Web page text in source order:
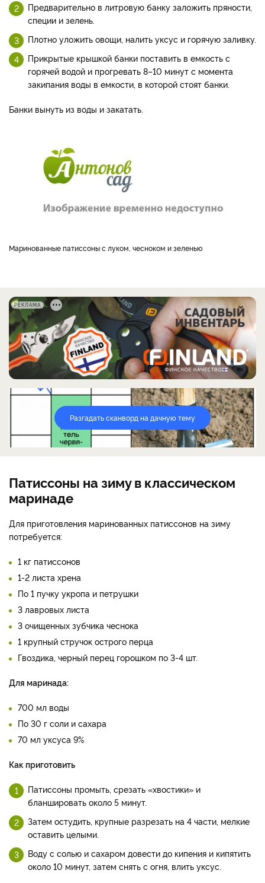
Предварительно в литровую банку заложить пряности,
специи и зелень.
Плотно уложить овощи, налить уксус и горячую заливку.
Прикрытые крышкой банки поставить в емкость с
горячей водой и прогревать 8–10 минут с момента
закипания воды в емкости, в которой стоят банки.
Банки вынуть из воды и закатать.
Маринованные патиссоны с луком, чесноком и зеленью
РЕКЛАМА
Разгадать сканворд на дачную тему
Патиссоны на зиму в классическом
маринаде
Для приготовления маринованных патиссонов на зиму
потребуется:
1 кг патиссонов
1-2 листа хрена
По 1 пучку укропа и петрушки
3 лавровых листа
3 очищенных зубчика чеснока
1 крупный стручок острого перца
Гвоздика, черный перец горошком по 3-4 шт.
Для маринада:
700 мл воды
По 30 г соли и сахара
70 мл уксуса 9%
Как приготовить
Патиссоны промыть, срезать «хвостики» и
бланшировать около 5 минут.
Затем остудить, крупные разрезать на 4 части, мелкие
оставить целыми.
Воду с солью и сахаром довести до кипения и кипятить
около 10 минут, затем снять с огня, влить уксус.